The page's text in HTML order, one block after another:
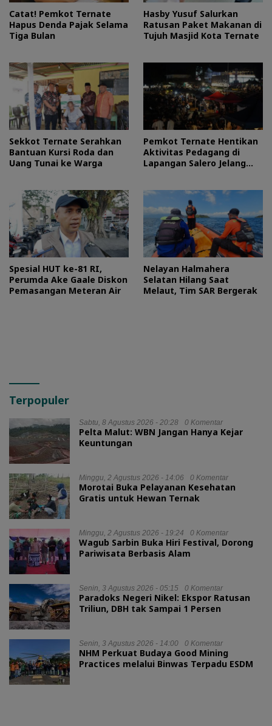
Catat! Pemkot Ternate
Hapus Denda Pajak Selama
Tiga Bulan
Hasby Yusuf Salurkan
Ratusan Paket Makanan di
Tujuh Masjid Kota Ternate
Sekkot Ternate Serahkan
Bantuan Kursi Roda dan
Uang Tunai ke Warga
Pemkot Ternate Hentikan
Aktivitas Pedagang di
Lapangan Salero Jelang
Spesial HUT ke-81 RI,
Perumda Ake Gaale Diskon
Pemasangan Meteran Air
Nelayan Halmahera
Selatan Hilang Saat
Melaut, Tim SAR Bergerak
Terpopuler
Sabtu, 8 Agustus 2026 - 20:28 0 Komentar
Pelta Malut: WBN Jangan Hanya Kejar
Keuntungan
Minggu, 2 Agustus 2026 - 14:06 0 Komentar
Morotai Buka Pelayanan Kesehatan
Gratis untuk Hewan Ternak
Minggu, 2 Agustus 2026 - 19:24 0 Komentar
Wagub Sarbin Buka Hiri Festival, Dorong
Pariwisata Berbasis Alam
Senin, 3 Agustus 2026 - 05:15 0 Komentar
Paradoks Negeri Nikel: Ekspor Ratusan
Triliun, DBH tak Sampai 1 Persen
Senin, 3 Agustus 2026 - 14:00 0 Komentar
NHM Perkuat Budaya Good Mining
Practices melalui Binwas Terpadu ESDM